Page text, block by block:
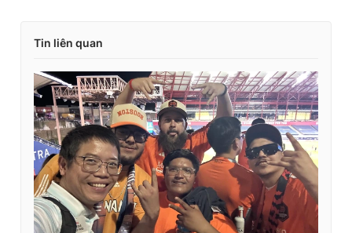
Tin liên quan